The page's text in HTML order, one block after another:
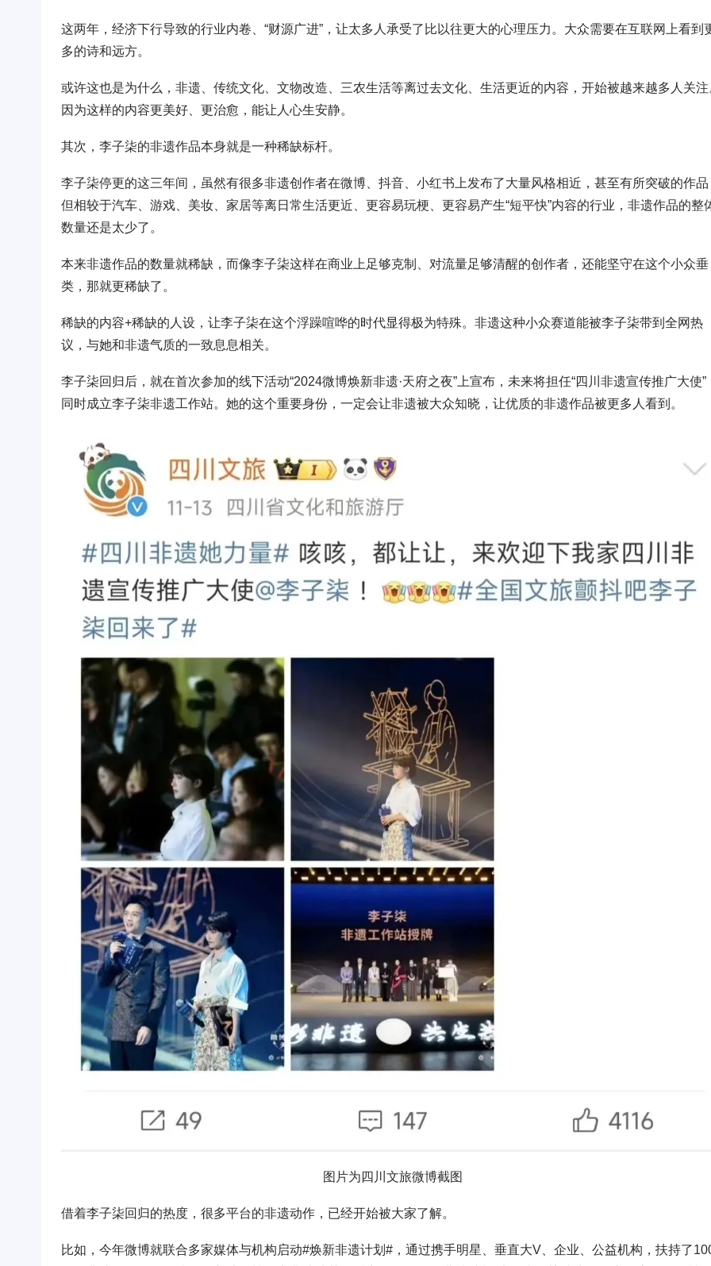
这两年，经济下行导致的行业内卷、“财源广进”，让太多人承受了比以往更大的心理压力。大众需要在互联网上看到
多的诗和远方。
或许这也是为什么，非遗、传统文化、文物改造、三农生活等离过去文化、生活更近的内容，开始被越来越多人关注
因为这样的内容更美好、更治愈，能让人心生安静。
其次，李子柒的非遗作品本身就是一种稀缺标杆。
李子柒停更的这三年间，虽然有很多非遗创作者在微博、抖音、小红书上发布了大量风格相近，甚至有所突破的作品
但相较于汽车、游戏、美妆、家居等离日常生活更近、更容易玩梗、更容易产生“短平快”内容的行业，非遗作品的整
数量还是太少了。
本来非遗作品的数量就稀缺，而像李子柒这样在商业上足够克制、对流量足够清醒的创作者，还能坚守在这个小众垂
类，那就更稀缺了。
稀缺的内容+稀缺的人设，让李子柒在这个浮躁喧哗的时代显得极为特殊。非遗这种小众赛道能被李子柒带到全网热
议，与她和非遗气质的一致息息相关。
李子柒回归后，就在首次参加的线下活动“2024微博焕新非遗·天府之夜”上宣布，未来将担任“四川非遗宣传推广大使”
同时成立李子柒非遗工作站。她的这个重要身份，一定会让非遗被大众知晓，让优质的非遗作品被更多人看到。
图片为四川文旅微博截图
借着李子柒回归的热度，很多平台的非遗动作，已经开始被大家了解。
比如，今年微博就联合多家媒体与机构启动#焕新非遗计划#，通过携手明星、垂直大V、企业、公益机构，扶持了